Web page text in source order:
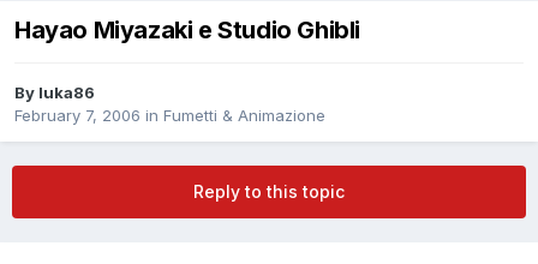
Hayao Miyazaki e Studio Ghibli
By luka86
February 7, 2006 in Fumetti & Animazione
Reply to this topic